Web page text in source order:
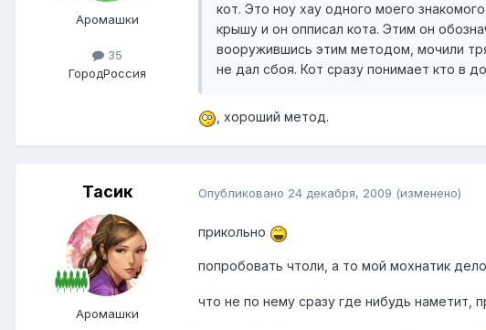
Аромашки
35
ГородРоссия
кот. Это ноу хау одного моего
крышу и он опписал кота. Этим он
вооружившись этим методом, мочили
не дал сбоя. Кот сразу понимает кто в
, хороший метод.
Тасик
Аромашки
Опубликовано 24 декабря, 2009 (изменено)
прикольно
попробовать чтоли, а то мой мохнатик
что не по нему сразу где нибудь наметит,